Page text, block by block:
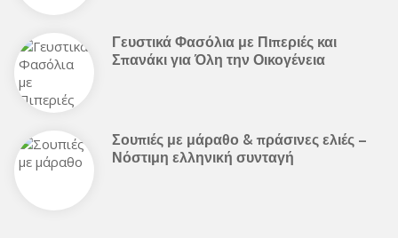
Γευστικά Φασόλια με Πιπεριές και
Σπανάκι για Όλη την Οικογένεια
Σουπιές με μάραθο & πράσινες ελιές –
Νόστιμη ελληνική συνταγή